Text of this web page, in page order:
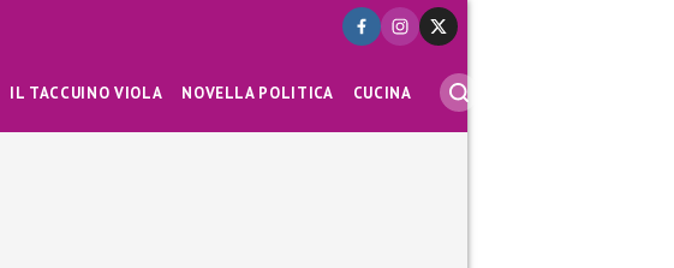
IL TACCUINO VIOLA NOVELLA POLITICA CUCINA